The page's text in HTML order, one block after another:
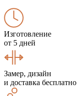
Изготовление
от 5 дней
Замер, дизайн
и доставка бесплатно